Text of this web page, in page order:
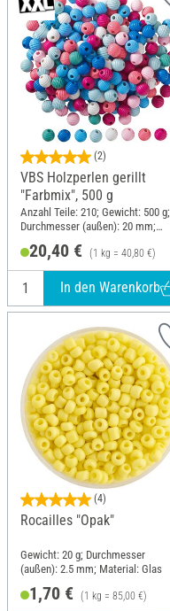
(2)
VBS Holzperlen gerillt
"Farbmix", 500 g
Anzahl Teile: 210; Gewicht: 500 g;
Durchmesser (außen): 20 mm;
20,40 € (1 kg = 40,80 €)
In den Warenkorb
(4)
Rocailles "Opak"
Gewicht: 20 g; Durchmesser
(außen): 2.5 mm; Material: Glas
1,70 € (1 kg = 85,00 €)